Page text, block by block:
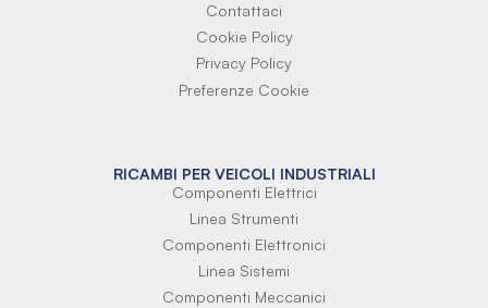
Contattaci
Cookie Policy
Privacy Policy
Preferenze Cookie
RICAMBI PER VEICOLI INDUSTRIALI
Componenti Elettrici
Linea Strumenti
Componenti Elettronici
Linea Sistemi
Componenti Meccanici